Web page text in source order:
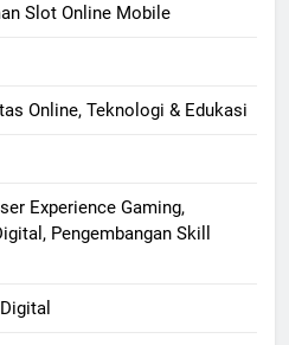
Slot Online Mobile
Online, Teknologi & Edukasi
Experience Gaming,
Pengembangan Skill